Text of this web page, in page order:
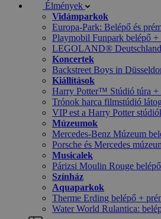
Élmények
Vidámparkok
Europa-Park: Belépő és
Playmobil Funpark belépő +
LEGOLAND® Deutschland
Koncertek
Backstreet Boys in
Kiállítások
Harry Potter™ Stúdió túra +
Trónok harca filmstúdió
VIP est a Harry Potter
Múzeumok
Mercedes-Benz Múzeum
Porsche és Mercedes
Musicalek
Párizsi Moulin Rouge
Színház
Aquaparkok
Therme Erding belépő +
Water World Rulantica: